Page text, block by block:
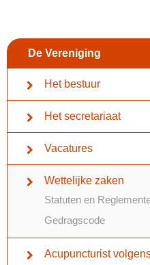
De Vereniging
Het bestuur
Het secretariaat
Vacatures
Wettelijke zaken
Statuten en
Gedragscode
Acupuncturist